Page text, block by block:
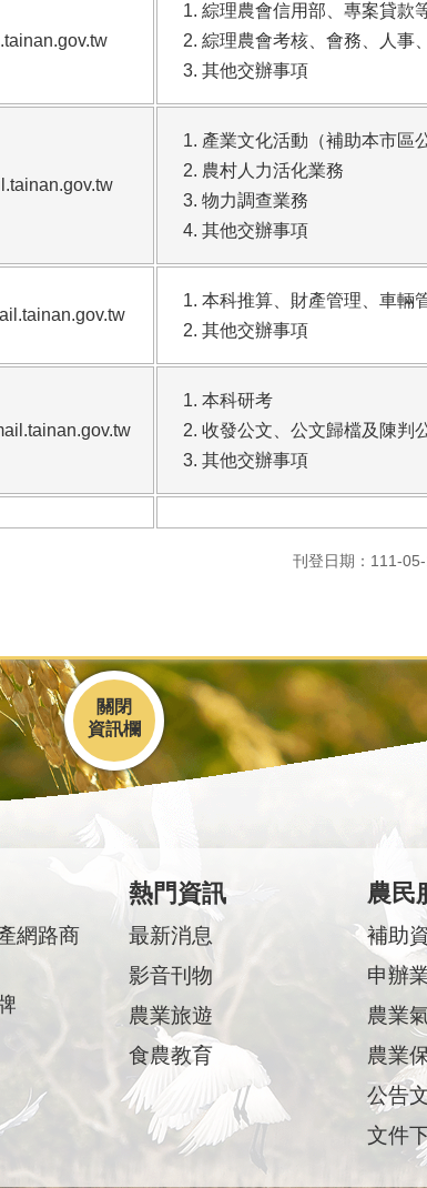
綜理農會信用部、專案貸款
綜理農會考核、會務、人事
其他交辦事項
產業文化活動（補助本市區
農村人力活化業務
物力調查業務
其他交辦事項
本科推算、財產管理、車輛
其他交辦事項
本科研考
收發公文、公文歸檔及陳判
其他交辦事項
刊登日期：111-
關閉
網路商
熱門資訊
最新消息
影音刊物
農業旅遊
食農教育
農民
補助
申辦
農業
農業
公告
文件